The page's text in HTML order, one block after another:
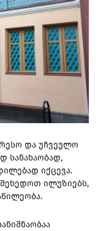
და უჩვეულო
სანახაობად,
იქცევა.
ილუზიებს,